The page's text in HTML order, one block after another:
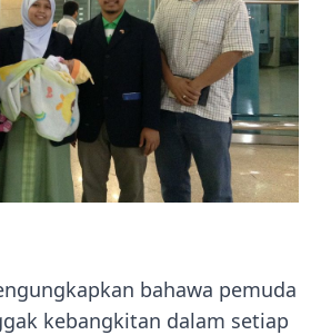
bahawa pemuda
kebangkitan dalam setiap